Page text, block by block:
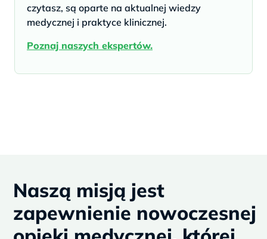
czytasz, są oparte na aktualnej wiedzy
medycznej i praktyce klinicznej.
Poznaj naszych ekspertów.
Naszą misją jest
zapewnienie nowoczesnej